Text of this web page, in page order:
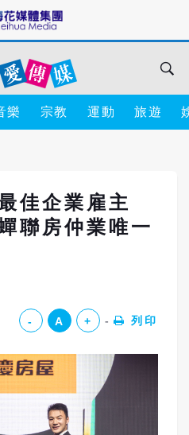
樂 宗教 運動 旅遊
佳企業雇主
聯房仲業唯一
- A + 列印